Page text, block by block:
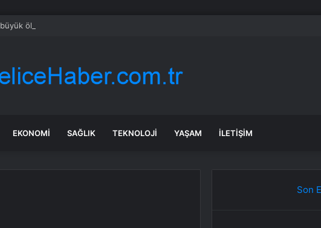
ölçüde müzakere edildi, Hürmüz Boğazı yeniden açılacak
EKONOMI SAĞLIK TEKNOLOJI YAŞAM İLETIŞIM
Son